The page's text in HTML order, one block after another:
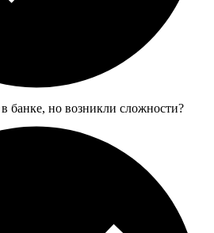
банке, но возникли сложности?